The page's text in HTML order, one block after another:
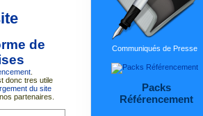
de
.
donc tres utile
du site
partenaires.
Communiqués de Presse
Packs
Référencement